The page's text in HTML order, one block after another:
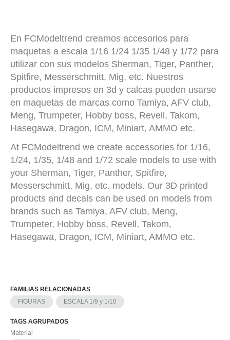
En FCModeltrend creamos accesorios para
maquetas a escala 1/16 1/24 1/35 1/48 y 1/72 para
utilizar con sus modelos Sherman, Tiger, Panther,
Spitfire, Messerschmitt, Mig, etc. Nuestros
productos impresos en 3d y calcas pueden usarse
en maquetas de marcas como Tamiya, AFV club,
Meng, Trumpeter, Hobby boss, Revell, Takom,
Hasegawa, Dragon, ICM, Miniart, AMMO etc.
At FCModeltrend we create accessories for 1/16,
1/24, 1/35, 1/48 and 1/72 scale models to use with
your Sherman, Tiger, Panther, Spitfire,
Messerschmitt, Mig, etc. models. Our 3D printed
products and decals can be used on models from
brands such as Tamiya, AFV club, Meng,
Trumpeter, Hobby boss, Revell, Takom,
Hasegawa, Dragon, ICM, Miniart, AMMO etc.
FAMILIAS RELACIONADAS
FIGURAS
ESCALA 1/9 y 1/10
TAGS AGRUPADOS
Material